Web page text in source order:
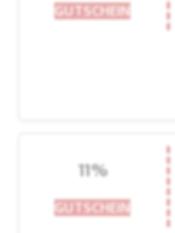
GUTSCHEIN
11%
GUTSCHEIN